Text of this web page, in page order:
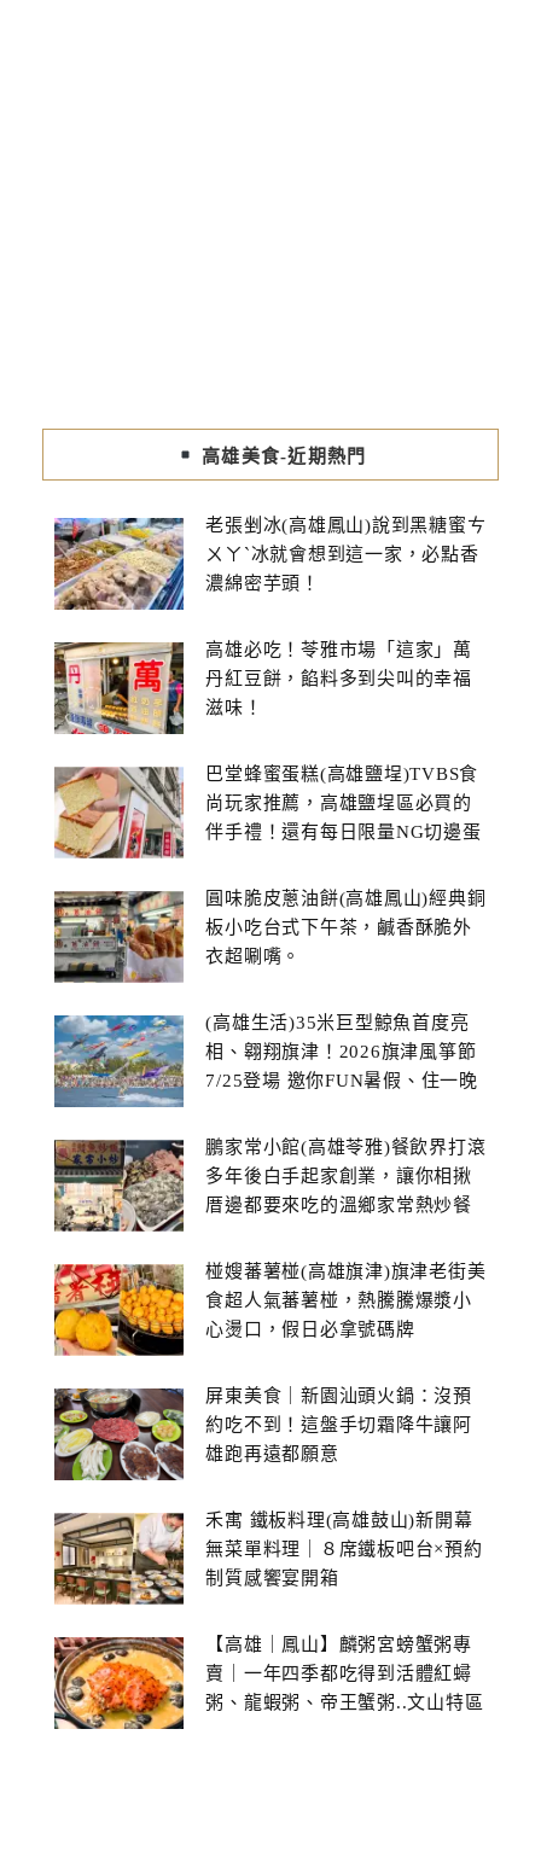
高雄美食-近期熱門
老張剉冰(高雄鳳山)說到黑糖蜜ㄘ
ㄨㄚˋ冰就會想到這一家，必點香
濃綿密芋頭！
高雄必吃！苓雅市場「這家」萬
丹紅豆餅，餡料多到尖叫的幸福
滋味！
巴堂蜂蜜蛋糕(高雄鹽埕)TVBS食
尚玩家推薦，高雄鹽埕區必買的
伴手禮！還有每日限量NG切邊蛋
圓味脆皮蔥油餅(高雄鳳山)經典銅
板小吃台式下午茶，鹹香酥脆外
衣超唰嘴。
(高雄生活)35米巨型鯨魚首度亮
相、翱翔旗津！2026旗津風箏節
7/25登場 邀你FUN暑假、住一晚
鵬家常小館(高雄苓雅)餐飲界打滾
多年後白手起家創業，讓你相揪
厝邊都要來吃的溫鄉家常熱炒餐
椪嫂蕃薯椪(高雄旗津)旗津老街美
食超人氣蕃薯椪，熱騰騰爆漿小
心燙口，假日必拿號碼牌
屏東美食｜新園汕頭火鍋：沒預
約吃不到！這盤手切霜降牛讓阿
雄跑再遠都願意
禾寓 鐵板料理(高雄鼓山)新開幕
無菜單料理｜８席鐵板吧台×預約
制質感饗宴開箱
【高雄｜鳳山】麟粥宮螃蟹粥專
賣｜一年四季都吃得到活體紅蟳
粥、龍蝦粥、帝王蟹粥..文山特區